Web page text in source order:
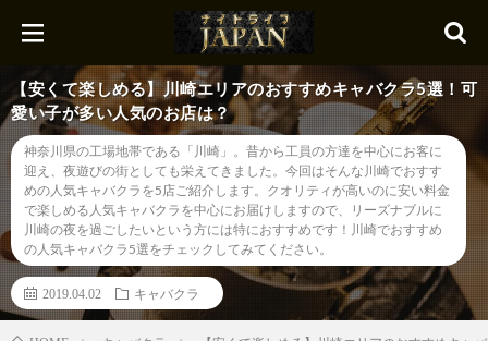
【安くて楽しめる】川崎エリアのおすすめキャバクラ5選！可
愛い子が多い人気のお店は？
神奈川県の工場地帯である「川崎」。昔から工員の方達を中心にお客に
迎え、夜遊びの街としても栄えてきました。今回はそんな川崎でおすす
めの人気キャバクラを5店ご紹介します。クオリティが高いのに安い料金
で楽しめる人気キャバクラを中心にお届けしますので、リーズナブルに
川崎の夜を過ごしたいという方には特におすすめです！川崎でおすすめ
の人気キャバクラ5選をチェックしてみてください。
2019.04.02 キャバクラ